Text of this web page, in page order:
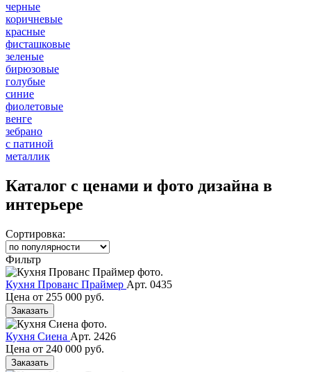
черные
коричневые
красные
фисташковые
зеленые
бирюзовые
голубые
синие
фиолетовые
венге
зебрано
с патиной
металлик
Каталог с ценами и фото дизайна в
интерьере
Сортировка:
Фильтр
Кухня Прованс Праймер Арт. 0435
Цена от 255 000 руб.
Заказать
Кухня Сиена Арт. 2426
Цена от 240 000 руб.
Заказать